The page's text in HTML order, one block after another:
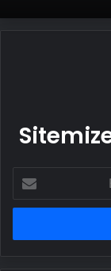
posta
adresinizi